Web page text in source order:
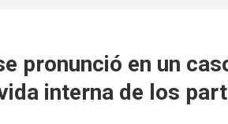
pronunció en un
interna de los